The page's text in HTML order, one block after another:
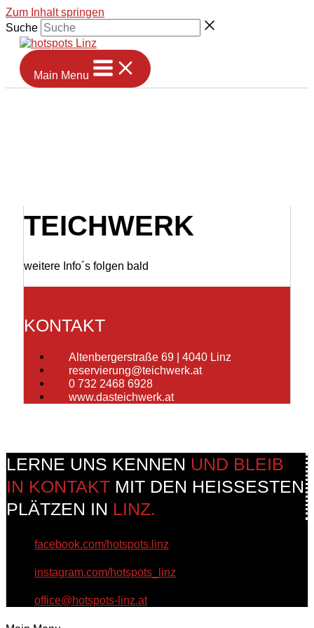
Zum Inhalt springen
Suche
Main Menu
TEICHWERK
weitere Info´s folgen bald
KONTAKT
Altenbergerstraße 69 | 4040 Linz
reservierung@teichwerk.at
0 732 2468 6928
www.dasteichwerk.at
LERNE UNS KENNEN UND BLEIB
IN KONTAKT MIT DEN HEISSESTEN
PLÄTZEN IN LINZ.
facebook.com/hotspots.linz
instagram.com/hotspots_linz
office@hotspots-linz.at